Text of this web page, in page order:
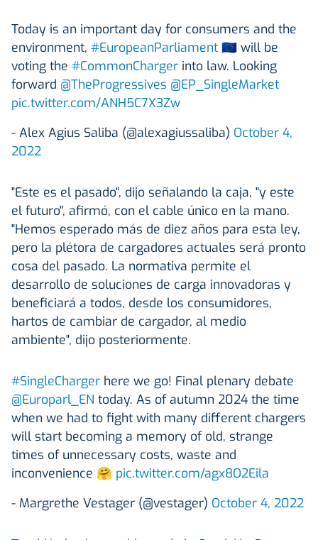
Today is an important day for consumers and the
environment, #EuropeanParliament 🇪🇺 will be
voting the #CommonCharger into law. Looking
forward @TheProgressives @EP_SingleMarket
pic.twitter.com/ANH5C7X3Zw
- Alex Agius Saliba (@alexagiussaliba) October 4,
2022
"Este es el pasado", dijo señalando la caja, "y este
el futuro", afirmó, con el cable único en la mano.
"Hemos esperado más de diez años para esta ley,
pero la plétora de cargadores actuales será pronto
cosa del pasado. La normativa permite el
desarrollo de soluciones de carga innovadoras y
beneficiará a todos, desde los consumidores,
hartos de cambiar de cargador, al medio
ambiente", dijo posteriormente.
#SingleCharger here we go! Final plenary debate
@Europarl_EN today. As of autumn 2024 the time
when we had to fight with many different chargers
will start becoming a memory of old, strange
times of unnecessary costs, waste and
inconvenience 🤗 pic.twitter.com/agx8O2Eila
- Margrethe Vestager (@vestager) October 4, 2022